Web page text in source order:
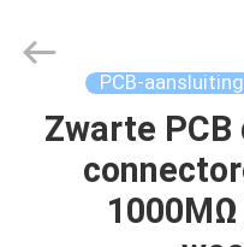
HUIS
PRODUCTEN
Electronic
Co.,Ltd.
Reserved.
PCB-
Zwarte